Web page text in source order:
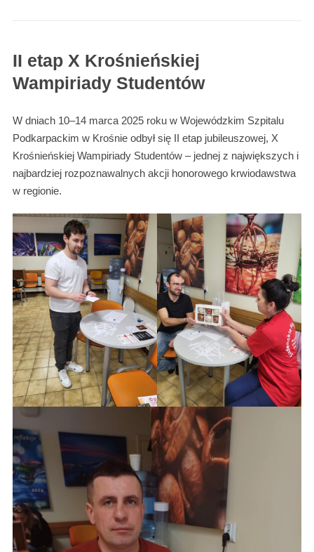
II etap X Krośnieńskiej
Wampiriady Studentów
W dniach 10–14 marca 2025 roku w Wojewódzkim Szpitalu
Podkarpackim w Krośnie odbył się II etap jubileuszowej, X
Krośnieńskiej Wampiriady Studentów – jednej z największych i
najbardziej rozpoznawalnych akcji honorowego krwiodawstwa
w regionie.